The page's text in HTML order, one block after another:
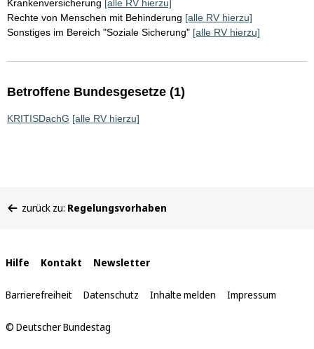
Krankenversicherung [alle RV hierzu]
Rechte von Menschen mit Behinderung [alle RV hierzu]
Sonstiges im Bereich "Soziale Sicherung" [alle RV hierzu]
Betroffene Bundesgesetze (1)
KRITISDachG [alle RV hierzu]
befinden
zurück zu: Regelungsvorhaben
Interne
Links
Hilfe Kontakt Newsletter
Barrierefreiheit Datenschutz Inhalte melden Impressum
© Deutscher Bundestag